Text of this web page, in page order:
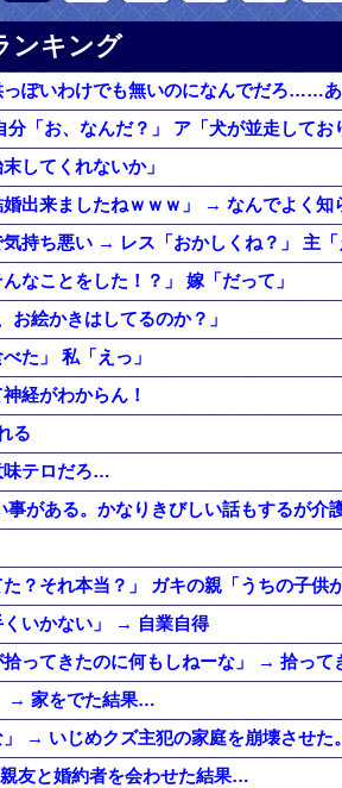
ンキング
してくれないか」
持ち悪い → レス「おかしくね？」 主「
なことをした！？」 嫁「だって」
絵かきはしてるのか？」
た」 私「えっ」
経がわからん！
る
味テロだろ…
くいかない」 → 自業自得
→ 家をでた結果…
→ いじめクズ主犯の家庭を崩壊させた。
友と婚約者を会わせた結果…